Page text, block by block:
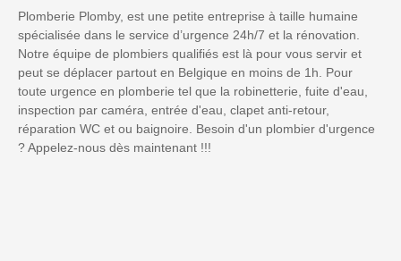
Plomberie Plomby, est une petite entreprise à taille humaine
spécialisée dans le service d’urgence 24h/7 et la rénovation.
Notre équipe de plombiers qualifiés est là pour vous servir et
peut se déplacer partout en Belgique en moins de 1h. Pour
toute urgence en plomberie tel que la robinetterie, fuite d'eau,
inspection par caméra, entrée d'eau, clapet anti-retour,
réparation WC et ou baignoire. Besoin d'un plombier d'urgence
? Appelez-nous dès maintenant !!!